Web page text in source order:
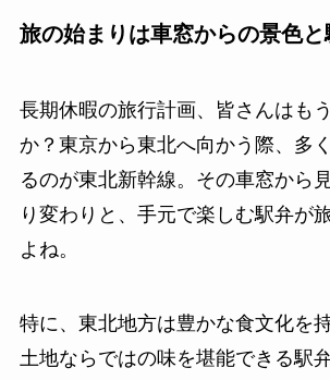
旅の始まりは車窓からの景色と
長期休暇の旅行計画、皆さんはも
か？東京から東北へ向かう際、多
るのが東北新幹線。その車窓から
り変わりと、手元で楽しむ駅弁が
よね。
特に、東北地方は豊かな食文化を
土地ならではの味を堪能できる駅